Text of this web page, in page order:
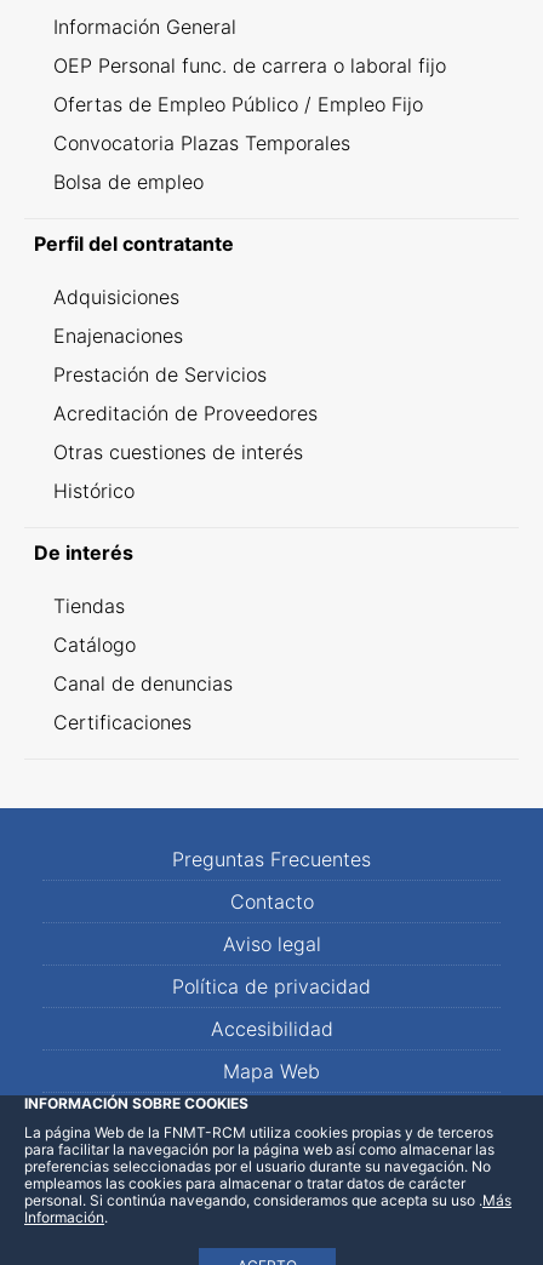
Información General
OEP Personal func. de carrera o laboral fijo
Ofertas de Empleo Público / Empleo Fijo
Convocatoria Plazas Temporales
Bolsa de empleo
Perfil del contratante
Adquisiciones
Enajenaciones
Prestación de Servicios
Acreditación de Proveedores
Otras cuestiones de interés
Histórico
De interés
Tiendas
Catálogo
Canal de denuncias
Certificaciones
Preguntas Frecuentes
Contacto
Aviso legal
Política de privacidad
Accesibilidad
Mapa Web
LinkedInFacebookWhatsApp
INFORMACIÓN SOBRE COOKIES
La página Web de la FNMT-RCM utiliza cookies propias y de terceros
para facilitar la navegación por la página web así como almacenar las
preferencias seleccionadas por el usuario durante su navegación. No
empleamos las cookies para almacenar o tratar datos de carácter
personal. Si continúa navegando, consideramos que acepta su uso .Más
Información.